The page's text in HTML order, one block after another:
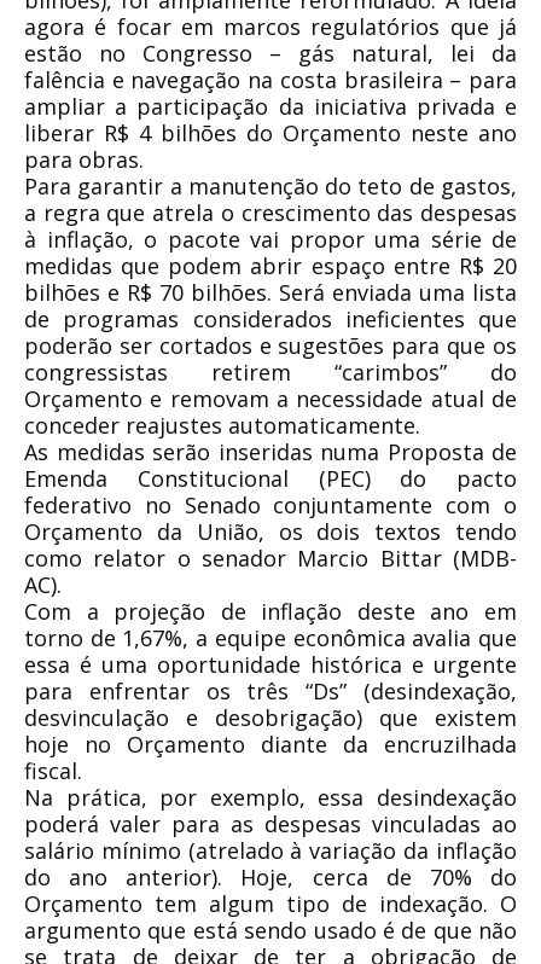
agora é focar em marcos regulatórios que já
estão no Congresso – gás natural, lei da
falência e navegação na costa brasileira – para
ampliar a participação da iniciativa privada e
liberar R$ 4 bilhões do Orçamento neste ano
para obras.
Para garantir a manutenção do teto de gastos,
a regra que atrela o crescimento das despesas
à inflação, o pacote vai propor uma série de
medidas que podem abrir espaço entre R$ 20
bilhões e R$ 70 bilhões. Será enviada uma lista
de programas considerados ineficientes que
poderão ser cortados e sugestões para que os
congressistas retirem “carimbos” do
Orçamento e removam a necessidade atual de
conceder reajustes automaticamente.
As medidas serão inseridas numa Proposta de
Emenda Constitucional (PEC) do pacto
federativo no Senado conjuntamente com o
Orçamento da União, os dois textos tendo
como relator o senador Marcio Bittar (MDB-
AC).
Com a projeção de inflação deste ano em
torno de 1,67%, a equipe econômica avalia que
essa é uma oportunidade histórica e urgente
para enfrentar os três “Ds” (desindexação,
desvinculação e desobrigação) que existem
hoje no Orçamento diante da encruzilhada
fiscal.
Na prática, por exemplo, essa desindexação
poderá valer para as despesas vinculadas ao
salário mínimo (atrelado à variação da inflação
do ano anterior). Hoje, cerca de 70% do
Orçamento tem algum tipo de indexação. O
argumento que está sendo usado é de que não
se trata de deixar de ter a obrigação de